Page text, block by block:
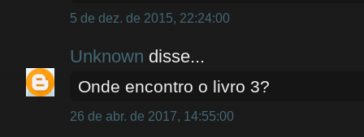
5 de dez. de 2015, 22:24:00
Unknown disse...
Onde encontro o livro 3?
26 de abr. de 2017, 14:55:00